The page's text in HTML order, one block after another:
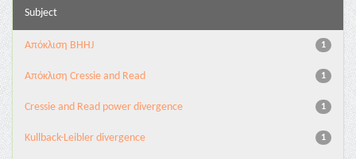
Subject
1
Aπόκλιση BHHJ
1
Aπόκλιση Cressie and Read
1
Cressie and Read power divergence
1
Kullback-Leibler divergence